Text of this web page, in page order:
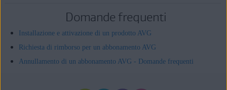
Domande frequenti
Installazione e attivazione di un prodotto AVG
Richiesta di rimborso per un abbonamento AVG
Annullamento di un abbonamento AVG - Domande frequenti